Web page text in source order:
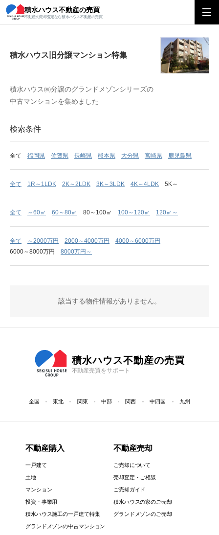
積水ハウス不動産の売買
不動産の売却査定なら積水ハウス不動産の売買
積水ハウス旧分譲マンション特集
積水ハウス旧分譲マンション特集
積水ハウス㈱分譲のグランドメゾンシリーズの
中古マンションを集めました
検索条件
全て 福岡県 佐賀県 長崎県 熊本県 大分県 宮崎県 鹿児島県
全て 1R～1LDK 2K～2LDK 3K～3LDK 4K～4LDK 5K～
全て ～60㎡ 60～80㎡ 80～100㎡ 100～120㎡ 120㎡～
全て ～2000万円 2000～4000万円
4000～6000万円
6000～8000万円
8000万円～
該当する物件情報がありません。
積水ハウス不動産の売買
不動産売買をサポート
全国 東北 関東 中部 関西 中四国 九州
不動産購入
一戸建て
土地
マンション
投資・事業用
積水ハウス施工の一戸建て特集
グランドメゾンの中古マンション
不動産売却
ご売却について
売却査定・ご相談
ご売却ガイド
積水ハウスの家のご売却
グランドメゾンのご売却